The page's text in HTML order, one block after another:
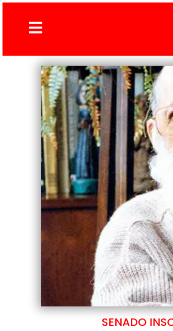
SENADO